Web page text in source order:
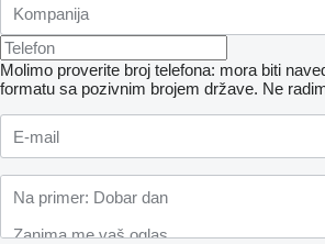
Molimo proverite broj telefona: mora biti
formatu sa pozivnim brojem države. Ne